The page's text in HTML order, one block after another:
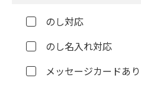
のし対応
のし名入れ対応
メッセージカードあり